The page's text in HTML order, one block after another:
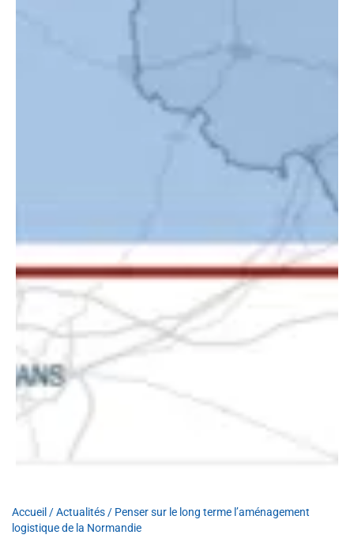
Accueil /Actualités / Penser sur le long terme l’aménagement
logistique de la Normandie